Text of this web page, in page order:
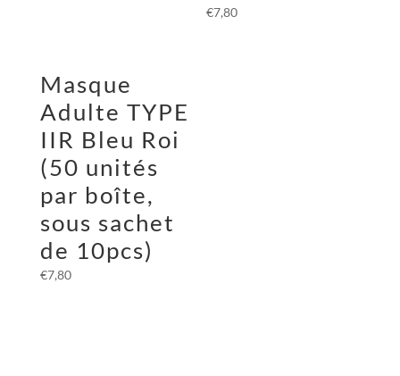
€7,80
Masque
Adulte TYPE
IIR Bleu Roi
(50 unités
par boîte,
sous sachet
de 10pcs)
€7,80